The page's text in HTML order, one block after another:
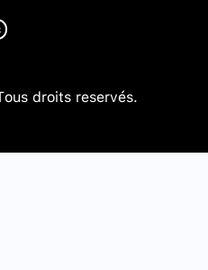
droits reservés.